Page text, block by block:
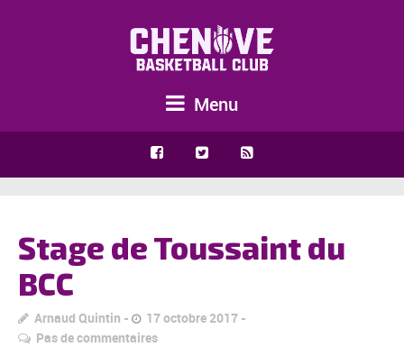
Menu
Stage de Toussaint du
BCC
Arnaud Quintin
17 octobre 2017
Pas de commentaires